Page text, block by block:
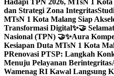
Hadapi TPN 2026, MTsN 1
dan Strategi Zona Integritas
MTsN 1 Kota Malang Siap
Transformasi Digital✨🤝
Nasional (TPN) 🤝✨Aura
Kesiapan Duta MTsN 1 Kota
PRenovasi PTSP: Langkah
Menuju Pelayanan Berintegritas
Wamenag RI Kawal Langsung